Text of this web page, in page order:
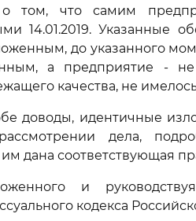
о том, что самим
14.01.2019. Указанные
до указанного
а предприятие -
качества, не
доводы, идентичные
дела,
дана соответствующая
и
кодекса